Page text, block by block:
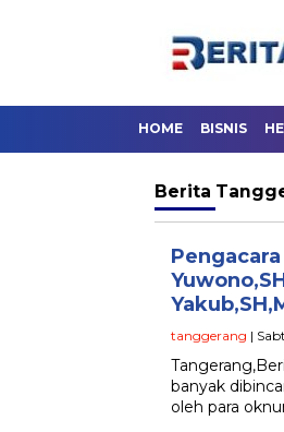
HOME BISNIS
Berita
tanggerang |
banyak
oleh para